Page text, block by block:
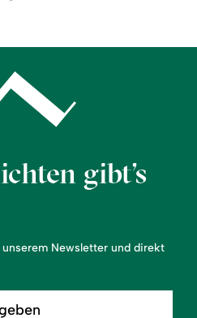
gibt’s
Newsletter und direkt